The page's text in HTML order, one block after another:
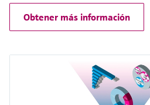
Obtener más información